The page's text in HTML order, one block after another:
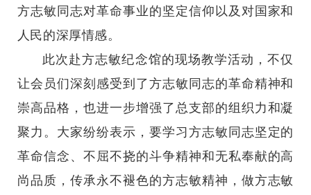
方志敏同志对革命事业的坚定信仰以及对国家和
人民的深厚情感。
此次赴方志敏纪念馆的现场教学活动，不仅
让会员们深刻感受到了方志敏同志的革命精神和
崇高品格，也进一步增强了总支部的组织力和凝
聚力。大家纷纷表示，要学习方志敏同志坚定的
革命信念、不屈不挠的斗争精神和无私奉献的高
尚品质，传承永不褪色的方志敏精神，做方志敏